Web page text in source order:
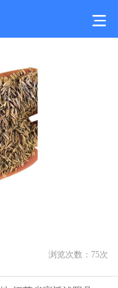
浏览次数： 75次